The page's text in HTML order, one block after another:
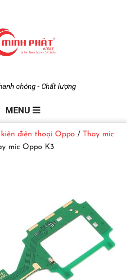
chóng - Chất lượng
MENU
kiện điện thoại Oppo /
Thay mic
mic Oppo K3